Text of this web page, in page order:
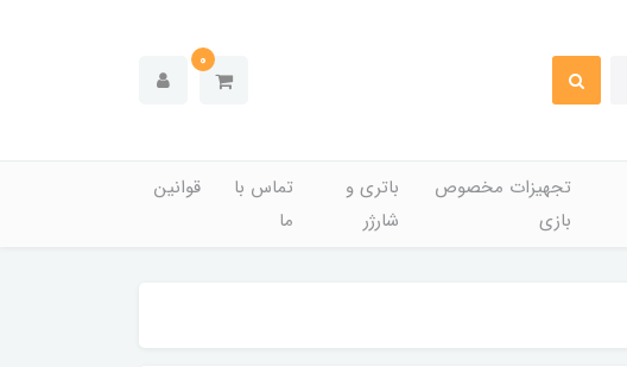
0
تجهیزات مخصوص
بازی
باتری و
شارژر
تماس با
ما
قوانین